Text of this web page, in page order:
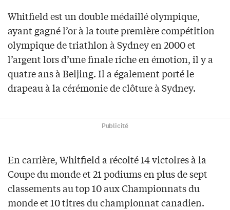
Whitfield est un double médaillé olympique,
ayant gagné l’or à la toute première compétition
olympique de triathlon à Sydney en 2000 et
l’argent lors d’une finale riche en émotion, il y a
quatre ans à Beijing. Il a également porté le
drapeau à la cérémonie de clôture à Sydney.
Publicité
En carrière, Whitfield a récolté 14 victoires à la
Coupe du monde et 21 podiums en plus de sept
classements au top 10 aux Championnats du
monde et 10 titres du championnat canadien.